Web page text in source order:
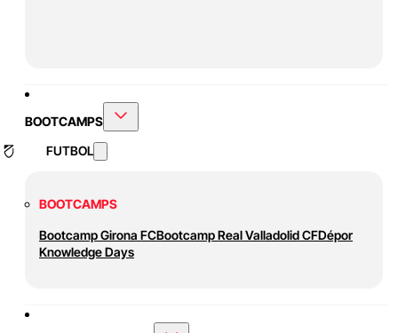
BOOTCAMPS
FUTBOL
BOOTCAMPS
Bootcamp Girona FCBootcamp Real Valladolid CFDépor
Knowledge Days